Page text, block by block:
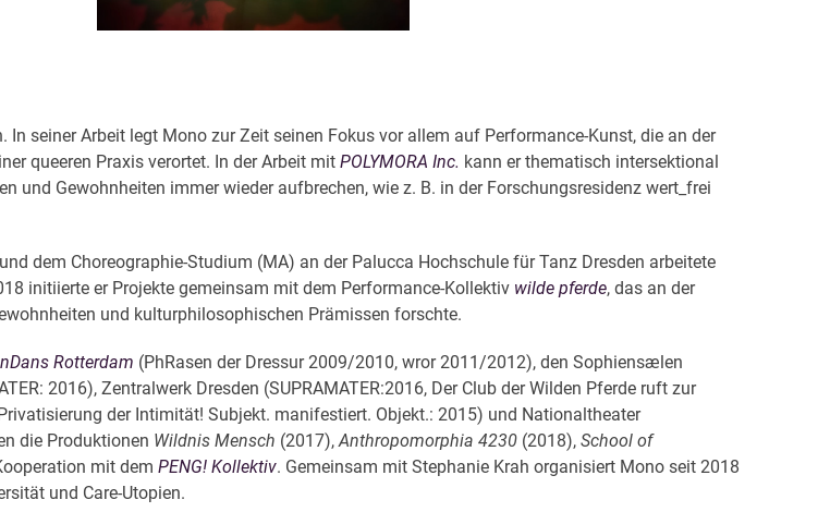
seiner Arbeit legt Mono zur Zeit seinen Fokus vor allem auf Performance-Kunst, die an der
queeren Praxis verortet. In der Arbeit mitPOLYMORA Inc. kann er thematisch intersektional
Gewohnheiten immer wieder aufbrechen, wie z. B. in der Forschungsresidenz wert_frei
dem Choreographie-Studium (MA) an der Palucca Hochschule für Tanz Dresden arbeitete
initiierte er Projekte gemeinsam mit dem Performance-Kollektiv wilde pferde, das an der
und kulturphilosophischen Prämissen forschte.
Rotterdam (PhRasen der Dressur 2009/2010, wror 2011/2012), den Sophiensælen
2016), Zentralwerk Dresden (SUPRAMATER:2016, Der Club der Wilden Pferde ruft zur
der Intimität! Subjekt. manifestiert. Objekt.: 2015) und Nationaltheater
die Produktionen Wildnis Mensch (2017),Anthropomorphia 4230 (2018),School of
mit demPENG! Kollektiv. Gemeinsam mit Stephanie Krah organisiert Mono seit 2018
und Care-Utopien.